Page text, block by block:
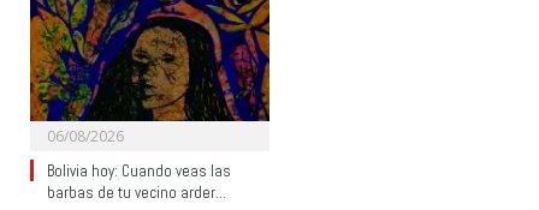
06/08/2026
Bolivia hoy: Cuando veas las
barbas de tu vecino arder…